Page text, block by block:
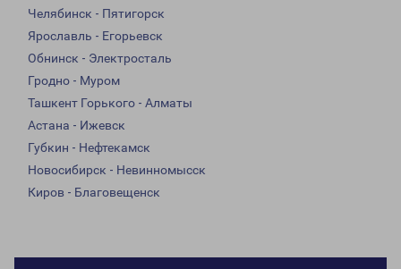
Челябинск - Пятигорск
Ярославль - Егорьевск
Обнинск - Электросталь
Гродно - Муром
Ташкент Горького - Алматы
Астана - Ижевск
Губкин - Нефтекамск
Новосибирск - Невинномысск
Киров - Благовещенск